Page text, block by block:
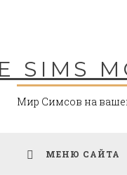
SIMS
Мир Симсов на
МЕНЮ САЙТА